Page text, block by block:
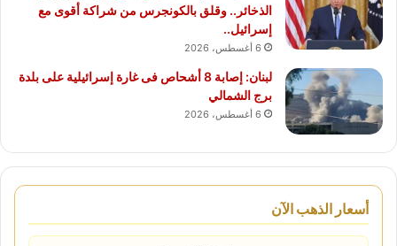
الذخائر.. وقلق بالكونجرس من شراكة أقوى مع
إسرائيل..
6 أغسطس، 2026
لبنان: إصابة 8 أشحاص فى غارة إسرائيلية على بلدة
برج الشمالي
6 أغسطس، 2026
أسعار الذهب الآن